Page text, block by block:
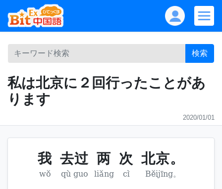
検索
私は北京に２回行ったことがあ
ります
2020/01/01
我 去过 两 次 北京。
wǒ qù guo liǎng cì Běijīng。